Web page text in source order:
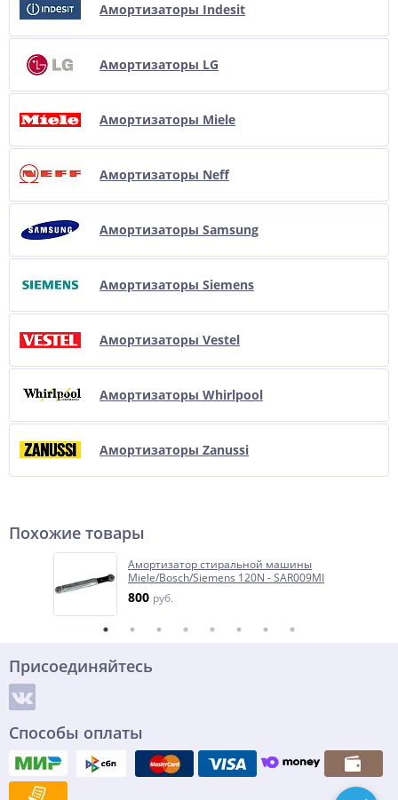
Амортизаторы Indesit
Амортизаторы LG
Амортизаторы Miele
Амортизаторы Neff
Амортизаторы Samsung
Амортизаторы Siemens
Амортизаторы Vestel
Амортизаторы Whirlpool
Амортизаторы Zanussi
Похожие товары
Амортизатор стиральной машины
Miele/Bosch/Siemens 120N - SAR009MI
800 руб.
Присоединяйтесь
Способы оплаты